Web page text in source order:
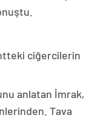
ciğercilerin
anlatan İmrak,
Tava